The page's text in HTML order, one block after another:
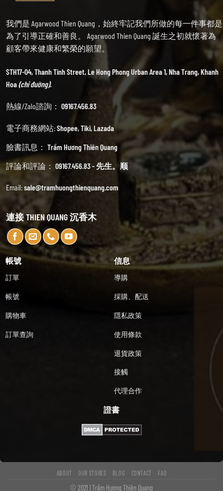
我們是 Agarwood Thien Quang，始終牢記我們所做的每一件事都是
為了引導正確和善良。 Agarwood Thien Quang 誕生之初就懷著為
顧客帶來健康和繁榮的願望。
STH17-04, Thanh Tinh Street, Le Hong Phong Urban Area 1, Nha Trang, Khanh
Hoa(chỉ đường).
熱線/Zalo諮詢： 09167.456.83
電子商務網站:Shopee,Tiki,Lazada
臉書訊息： Trầm Hương Thiên Quang
評論和評論： 09167.456.83 - 先生。顺
Email:sale@tramhuongthienquang.com
連接 THIEN QUANG 沉香木
帳號
訂單
帳號
購物車
訂單查詢
信息
導購
採購、配送
隱私政策
使用條款
退貨政策
接觸
代理合作
證書
ABOUT OUR STORES BLOG CONTACT FAQ
© 2021 | Trầm Hương Thiên Quang